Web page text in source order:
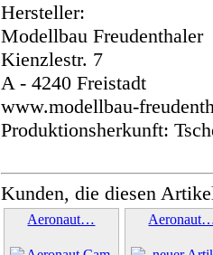
Hersteller:
Modellbau Freudenthaler
Kienzlestr. 7
A - 4240 Freistadt
www.modellbau-
Produktionsherkunft:
Kunden, die diesen
Aeronaut…